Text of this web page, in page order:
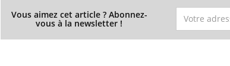
Vous aimez cet article ? Abonnez-
vous à la newsletter !